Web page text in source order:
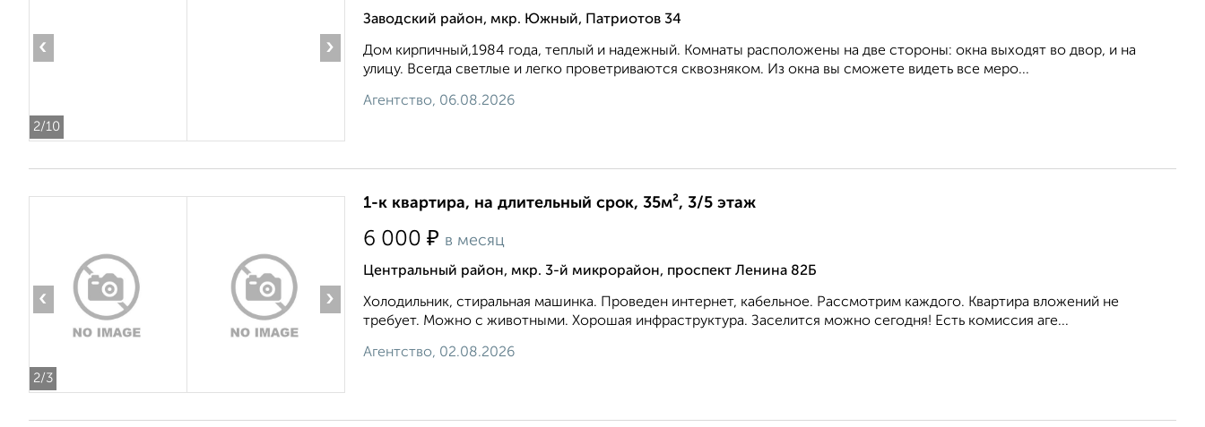
2/10
‹ ›
Заводский район, мкр. Южный, Патриотов 34
Дом кирпичный,1984 года, теплый и надежный. Комнаты расположены на две стороны: окна выходят во двор, и на
улицу. Всегда светлые и легко проветриваются сквозняком. Из окна вы сможете видеть все меро...
Агентство, 06.08.2026
2/3
‹ ›
1-к квартира, на длительный срок, 35м², 3/5 этаж
6 000 ₽ в месяц
Центральный район, мкр. 3-й микрорайон, проспект Ленина 82Б
Холодильник, стиральная машинка. Проведен интернет, кабельное. Рассмотрим каждого. Квартира вложений не
требует. Можно с животными. Хорошая инфраструктура. Заселится можно сегодня! Есть комиссия аге...
Агентство, 02.08.2026